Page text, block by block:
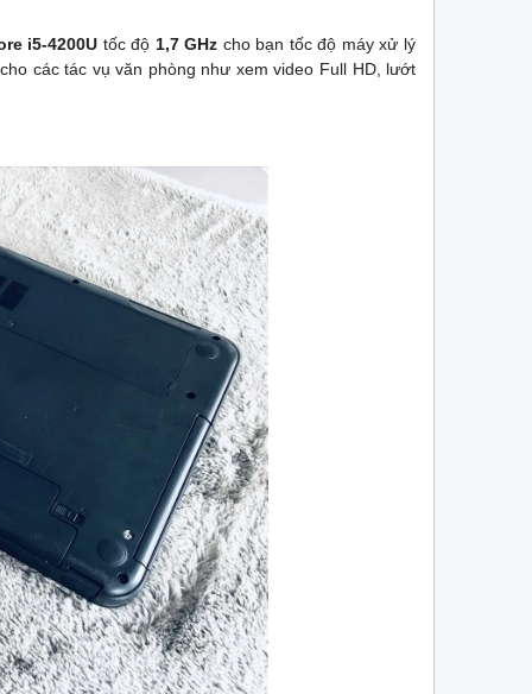
i5-4200U tốc độ 1,7 GHz cho bạn tốc độ máy xử lý
các tác vụ văn phòng như xem video Full HD, lướt